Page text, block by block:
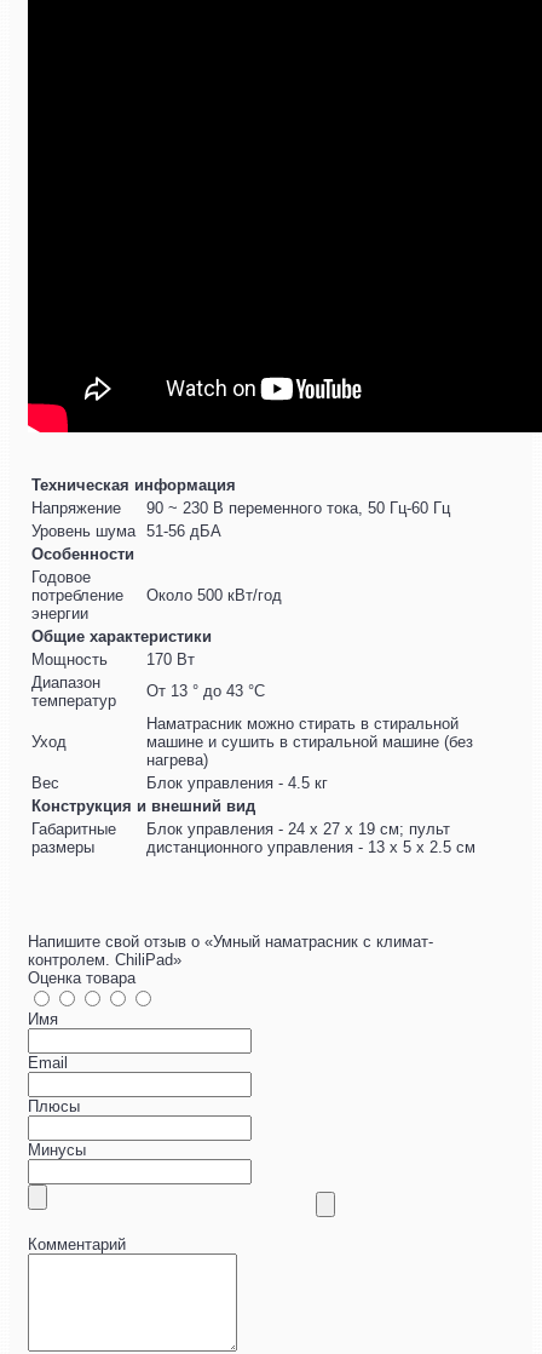
Техническая информация
Напряжение
90 ~ 230 В переменного тока, 50 Гц-60 Гц
Уровень шума 51-56 дБА
Особенности
Годовое
потребление
энергии
Около 500 кВт/год
Общие характеристики
Мощность
170 Вт
Диапазон
температур
От 13 ° до 43 °С
Уход
Наматрасник можно стирать в стиральной
машине и сушить в стиральной машине (без
нагрева)
Вес
Блок управления - 4.5 кг
Конструкция и внешний вид
Габаритные
размеры
Блок управления - 24 x 27 x 19 см; пульт
дистанционного управления - 13 x 5 x 2.5 см
Напишите свой отзыв о «Умный наматрасник с климат-
контролем. ChiliPad»
Оценка товара
Имя
Email
Плюсы
Минусы
Комментарий